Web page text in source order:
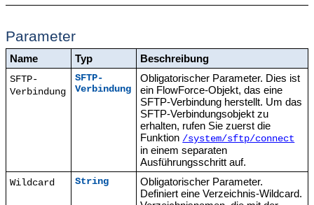
Parameter
Name Typ Beschreibung
SFTP-
Verbindung
SFTP-
Verbindung
Obligatorischer Parameter. Dies ist
ein FlowForce-Objekt, das eine
SFTP-Verbindung herstellt. Um das
SFTP-Verbindungsobjekt zu
erhalten, rufen Sie zuerst die
Funktion /system/sftp/connect
in einem separaten
Ausführungsschritt auf.
Wildcard String
Obligatorischer Parameter.
Definiert eine Verzeichnis-Wildcard.